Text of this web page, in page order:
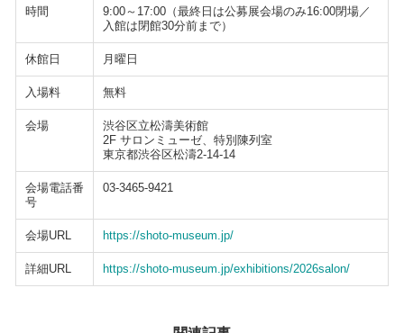
時間
9:00～17:00（最終日は公募展会場のみ16:00閉場／
入館は閉館30分前まで）
休館日 月曜日
入場料 無料
会場
渋谷区立松濤美術館
2F サロンミューゼ、特別陳列室
東京都渋谷区松濤2-14-14
会場電話番
号
03-3465-9421
会場URL https://shoto-museum.jp/
詳細URL https://shoto-museum.jp/exhibitions/2026salon/